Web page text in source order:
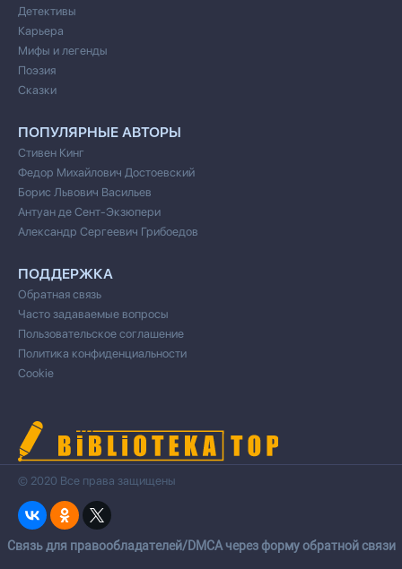
Детективы
Карьера
Мифы и легенды
Поэзия
Сказки
ПОПУЛЯРНЫЕ АВТОРЫ
Стивен Кинг
Федор Михайлович Достоевский
Борис Львович Васильев
Антуан де Сент-Экзюпери
Александр Сергеевич Грибоедов
ПОДДЕРЖКА
Обратная связь
Часто задаваемые вопросы
Пользовательское соглашение
Политика конфиденциальности
Cookie
© 2020 Все права защищены
Cвязь для правообладателей/DMCA через форму обратной связи